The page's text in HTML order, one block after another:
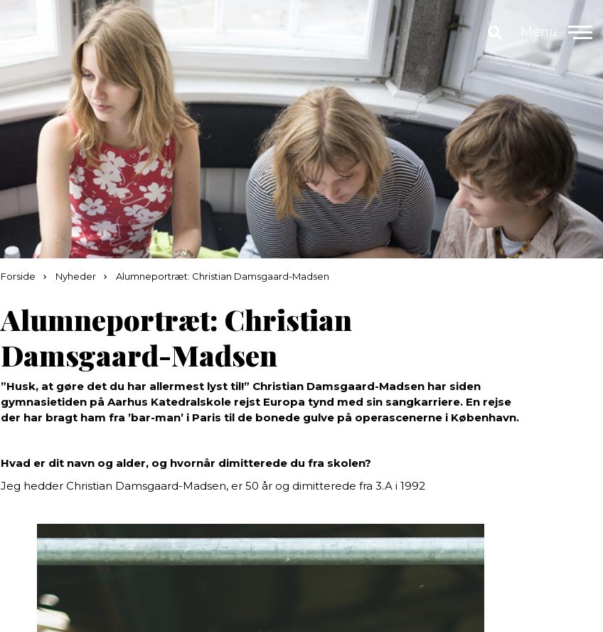
Menu
Forside Nyheder Alumneportræt: Christian Damsgaard-Madsen
Alumneportræt: Christian
Damsgaard-Madsen
”Husk, at gøre det du har allermest lyst til!” Christian Damsgaard-Madsen har siden
gymnasietiden på Aarhus Katedralskole rejst Europa tynd med sin sangkarriere. En rejse
der har bragt ham fra ’bar-man’ i Paris til de bonede gulve på operascenerne i København.
Hvad er dit navn og alder, og hvornår dimitterede du fra skolen?
Jeg hedder Christian Damsgaard-Madsen, er 50 år og dimitterede fra 3.A i 1992